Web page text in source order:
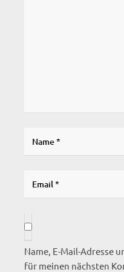
Name, E-Mail-Adresse
für meinen nächsten